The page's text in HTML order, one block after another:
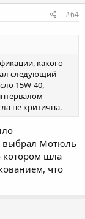
#64
какого
следующий
15W-40,
не критична.
выбрал Мотюль
шла
что